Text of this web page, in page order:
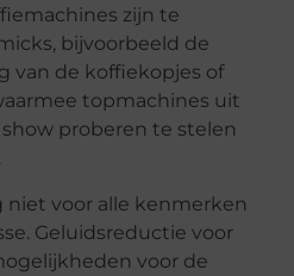
zijn te
bijvoorbeeld de
van de koffiekopjes of
topmachines uit
proberen te stelen
voor alle kenmerken
Geluidsreductie voor
voor de